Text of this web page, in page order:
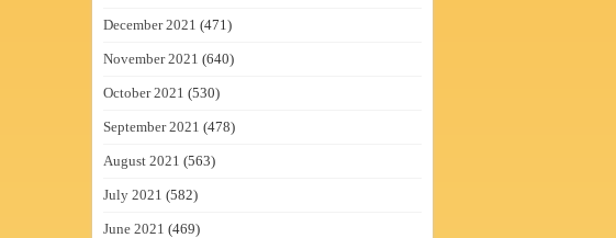
December 2021 (471)
November 2021 (640)
October 2021 (530)
September 2021 (478)
August 2021 (563)
July 2021 (582)
June 2021 (469)